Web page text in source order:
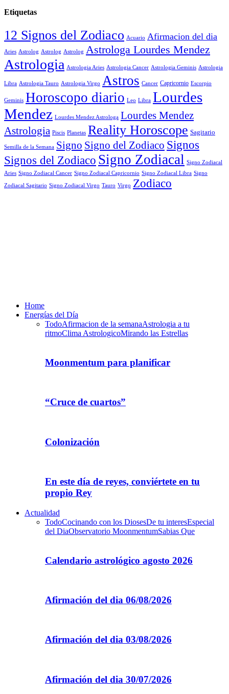
Etiquetas
12 Signos del Zodiaco Acuario Afirmacion del dia
Aries Astrolog Astrolog Astrolog Astrologa Lourdes Mendez
Astrologia Astrologia Aries Astrologia Cancer Astrologia Geminis Astrologia
Libra Astrologia Tauro Astrologia Virgo Astros Cancer Capricornio Escorpio
Geminis Horoscopo diario Leo Libra Lourdes
Mendez Lourdes Mendez Astrologa Lourdes Mendez
Astrologia Piscis Planetas Reality Horoscope Sagitario
Semilla de la Semana Signo Signo del Zodiaco Signos
Signos del Zodiaco Signo Zodiacal Signo Zodiacal
Aries Signo Zodiacal Cancer Signo Zodiacal Capricornio Signo Zodiacal Libra Signo
Zodiacal Sagitario Signo Zodiacal Virgo Tauro Virgo Zodiaco
Home
Energías del Día
TodoAfirmacion de la semanaAstrologia a tu
ritmoClima AstrologicoMirando las Estrellas
Moonmentum para planificar
“Cruce de cuartos”
Colonización
En este día de reyes, conviértete en tu
propio Rey
Actualidad
TodoCocinando con los DiosesDe tu interesEspecial
del DiaObservatorio MoonmentumSabias Que
Calendario astrológico agosto 2026
Afirmación del dia 06/08/2026
Afirmación del dia 03/08/2026
Afirmación del dia 30/07/2026